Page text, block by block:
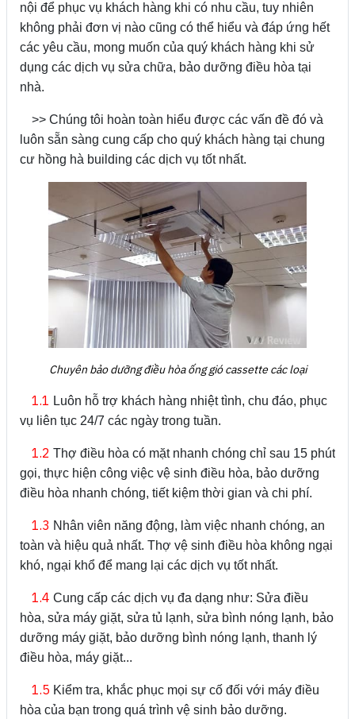
nội để phục vụ khách hàng khi có nhu cầu, tuy nhiên
không phải đơn vị nào cũng có thể hiểu và đáp ứng hết
các yêu cầu, mong muốn của quý khách hàng khi sử
dụng các dịch vụ sửa chữa, bảo dưỡng điều hòa tại
nhà.
>> Chúng tôi hoàn toàn hiểu được các vấn đề đó và
luôn sẵn sàng cung cấp cho quý khách hàng tại chung
cư hồng hà building các dịch vụ tốt nhất.
Chuyên bảo dưỡng điều hòa ống gió cassette các loại
1.1 Luôn hỗ trợ khách hàng nhiệt tình, chu đáo, phục
vụ liên tục 24/7 các ngày trong tuần.
1.2 Thợ điều hòa có mặt nhanh chóng chỉ sau 15 phút
gọi, thực hiện công việc vệ sinh điều hòa, bảo dưỡng
điều hòa nhanh chóng, tiết kiệm thời gian và chi phí.
1.3 Nhân viên năng động, làm việc nhanh chóng, an
toàn và hiệu quả nhất. Thợ vệ sinh điều hòa không ngại
khó, ngại khổ để mang lại các dịch vụ tốt nhất.
1.4 Cung cấp các dịch vụ đa dạng như: Sửa điều
hòa, sửa máy giặt, sửa tủ lạnh, sửa bình nóng lạnh, bảo
dưỡng máy giặt, bảo dưỡng bình nóng lạnh, thanh lý
điều hòa, máy giặt...
1.5 Kiểm tra, khắc phục mọi sự cố đối với máy điều
hòa của bạn trong quá trình vệ sinh bảo dưỡng.